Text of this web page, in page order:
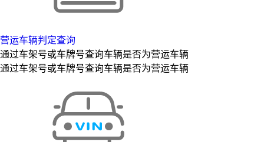
营运车辆判定查询
通过车架号或车牌号查询车辆是否为营运车辆
通过车架号或车牌号查询车辆是否为营运车辆